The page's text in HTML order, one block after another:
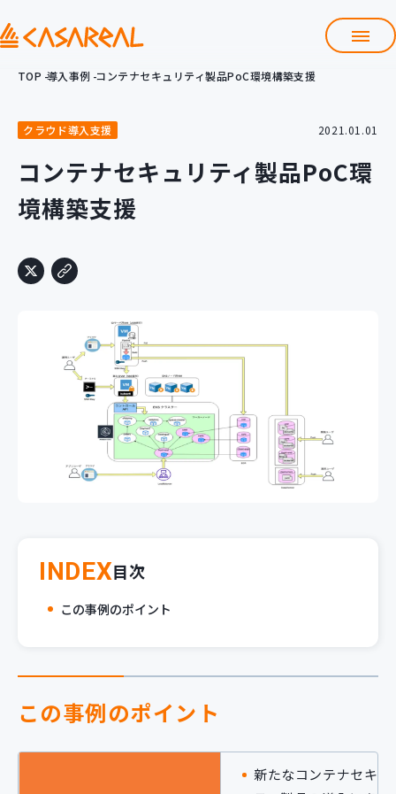
会社情報
サービス
プロダクト開発支援
クラウド導入支援
システム構築支援
カスタマイズコース 教材購入
新規開発サービス
パッケージ開発
採用情報
Contact
TOP 導入事例 コンテナセキュリティ製品PoC環境構築支援
クラウド導入支援 2021.01.01
コンテナセキュリティ製品PoC環
境構築支援
INDEX目次
この事例のポイント
この事例のポイント
新たなコンテナセキュ